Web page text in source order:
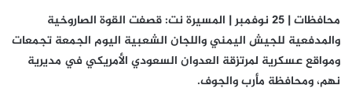
محافظات | 25 نوفمبر | المسيرة نت: قصفت القوة الصاروخية
والمدفعية للجيش اليمني واللجان الشعبية اليوم الجمعة تجمعات
ومواقع عسكرية لمرتزقة العدوان السعودي الأمريكي في مديرية
نهم، ومحافظة مأرب والجوف.